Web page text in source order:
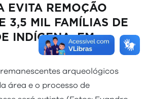
EVITA REMOÇÃO
3,5 MIL FAMÍLIAS DE
INDÍGENA, EM
arqueológicos
área e o processo de